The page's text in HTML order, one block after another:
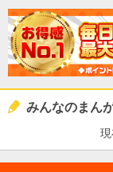
みんなのまん
現